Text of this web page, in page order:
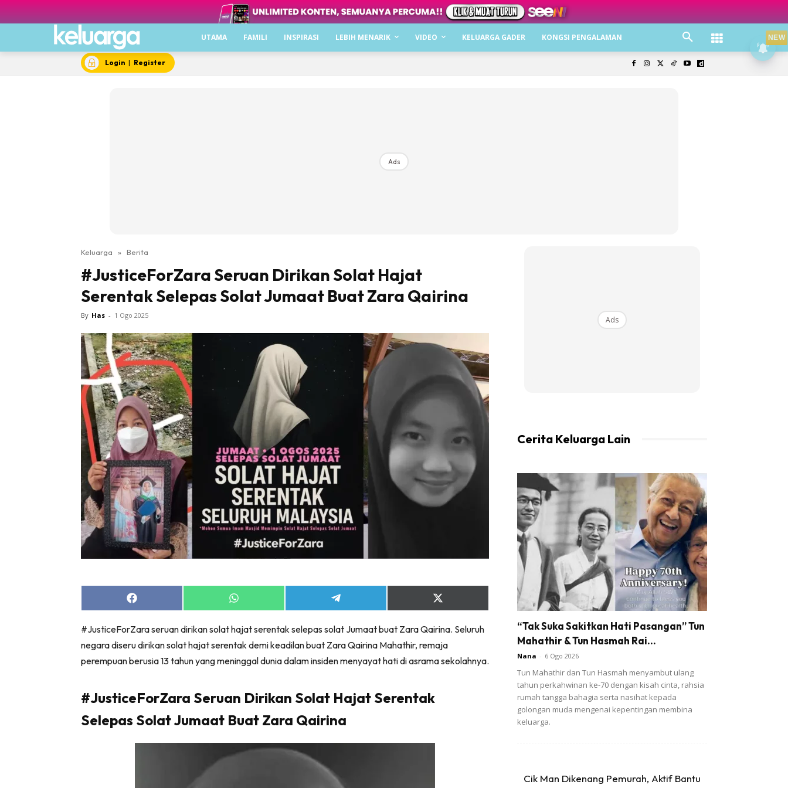
UTAMA FAMILI INSPIRASI LEBIH MENARIK VIDEO KELUARGA GADER KONGSI PENGALAMAN
Login | Register
Ads
Keluarga » Berita
#JusticeForZara Seruan Dirikan Solat Hajat
Serentak Selepas Solat Jumaat Buat Zara Qairina
By Has - 1 Ogo 2025
Share
on
Share
on
Share
on
Share
on
(Twitter)
#JusticeForZara seruan dirikan solat hajat serentak selepas solat Jumaat buat Zara Qairina. Seluruh
negara diseru dirikan solat hajat serentak demi keadilan buat Zara Qairina Mahathir, remaja
perempuan berusia 13 tahun yang meninggal dunia dalam insiden menyayat hati di asrama sekolahnya.
#JusticeForZara Seruan Dirikan Solat Hajat Serentak
Selepas Solat Jumaat Buat Zara Qairina
Ads
Cerita Keluarga Lain
“Tak Suka Sakitkan Hati Pasangan” Tun
Mahathir & Tun Hasmah Rai...
Nana - 6 Ogo 2026
Tun Mahathir dan Tun Hasmah menyambut ulang
tahun perkahwinan ke-70 dengan kisah cinta, rahsia
rumah tangga bahagia serta nasihat kepada
golongan muda mengenai kepentingan membina
keluarga.
Cik Man Dikenang Pemurah, Aktif Bantu
NEW